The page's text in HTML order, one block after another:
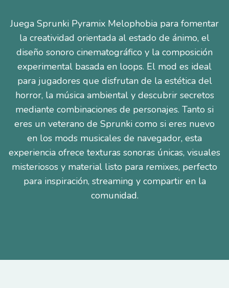
Juega Sprunki Pyramix Melophobia para fomentar
la creatividad orientada al estado de ánimo, el
diseño sonoro cinematográfico y la composición
experimental basada en loops. El mod es ideal
para jugadores que disfrutan de la estética del
horror, la música ambiental y descubrir secretos
mediante combinaciones de personajes. Tanto si
eres un veterano de Sprunki como si eres nuevo
en los mods musicales de navegador, esta
experiencia ofrece texturas sonoras únicas, visuales
misteriosos y material listo para remixes, perfecto
para inspiración, streaming y compartir en la
comunidad.